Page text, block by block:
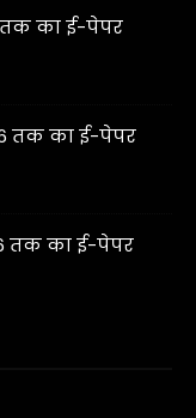
का ई-पेपर
तक का ई-पेपर
तक का ई-पेपर